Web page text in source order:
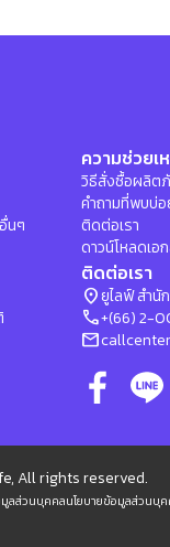
นๆ
ความช่วยเ
วิธีสั่งซื้อผลิ
คำถามที่พบบ่อ
ติดต่อเรา
ดาวน์โหลดเอ
ติดต่อเรา
location_onยูไลฟ์ สำนั
phone+(66) 2-
mail
All rights reserved.
มูลส่วนบุคคลนโยบายข้อมูลส่วนบุ